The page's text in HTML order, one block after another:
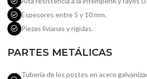
Espesores entre 5 y 10 mm.
Piezas livianas y rígidas.
PARTES METÁLICAS
Tubería de los postes en acero